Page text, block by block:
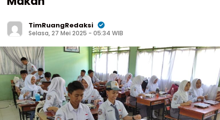
TimRuangRedaksi
Selasa, 27 Mei 2025 - 05:34 WIB